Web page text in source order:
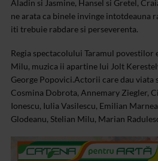
Aladin si Jasmine, Hansel si Gretel,
ne arata ca binele invinge intotdeauna
iti trebuie rabdare si perseverenta.
Regia spectacolului Taramul povestilor
Milu, muzica ii apartine lui Jolt
George Popovici.Actorii care dau viata
Cosmina Dobrota, Annemary Ziegler,
Ionescu, Iulia Vasilescu, Emilian
Glodeanu, Stelian Milu, Marian